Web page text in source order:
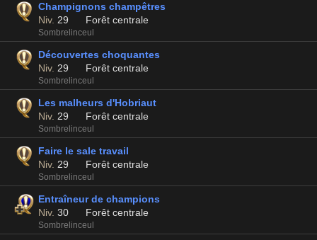
Champignons champêtres
Niv. 29 Forêt centrale
Sombrelinceul
Découvertes choquantes
Niv. 29 Forêt centrale
Sombrelinceul
Les malheurs d'Hobriaut
Niv. 29 Forêt centrale
Sombrelinceul
Faire le sale travail
Niv. 29 Forêt centrale
Sombrelinceul
Entraîneur de champions
Niv. 30 Forêt centrale
Sombrelinceul